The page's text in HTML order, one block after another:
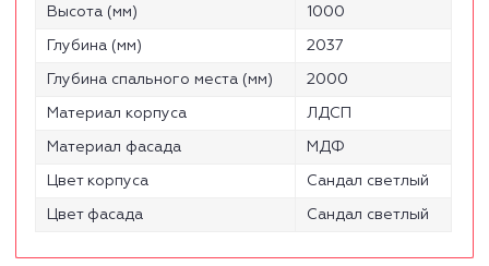
Высота (мм) 1000
Глубина (мм) 2037
Глубина спального места (мм) 2000
Материал корпуса ЛДСП
Материал фасада МДФ
Цвет корпуса Сандал светлый
Цвет фасада Сандал светлый